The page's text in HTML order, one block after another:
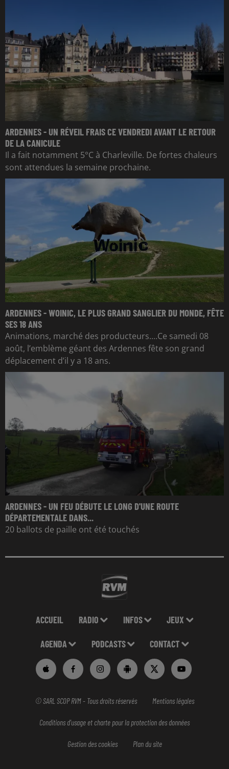
ARDENNES - UN RÉVEIL FRAIS CE VENDREDI AVANT LE RETOUR
DE LA CANICULE
Il a fait notamment 5°C à Charleville. De fortes chaleurs
sont attendues la semaine prochaine.
ARDENNES - WOINIC, LE PLUS GRAND SANGLIER DU MONDE, FÊTE
SES 18 ANS
Animations, marché des producteurs....Ce samedi 08
août, l’emblème géant des Ardennes fête son grand
déplacement d’il y a 18 ans.
ARDENNES - UN FEU DÉBUTE LE LONG D'UNE ROUTE
DÉPARTEMENTALE DANS...
20 ballots de paille ont été touchés
ACCUEIL RADIO INFOS JEUX
AGENDA PODCASTS CONTACT
© SARL SCOP RVM - Tous droits réservés Mentions légales
Conditions d'usage et charte pour la protection des données
Gestion des cookies Plan du site